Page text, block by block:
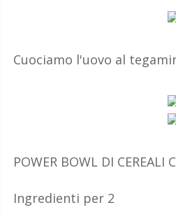
Cuociamo l'uovo al
POWER BOWL DI CEREALI
Ingredienti per 2